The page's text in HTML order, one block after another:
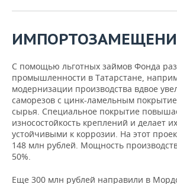
С помощью льготных займов Фонда
промышленности в Татарстане,
модернизации производства вдвое
саморезов с цинк-ламельным
сырья. Специальное покрытие
износостойкость креплений и делает
устойчивыми к коррозии. На этот
148 млн рублей. Мощность
50%.
Еще 300 млн рублей направили в